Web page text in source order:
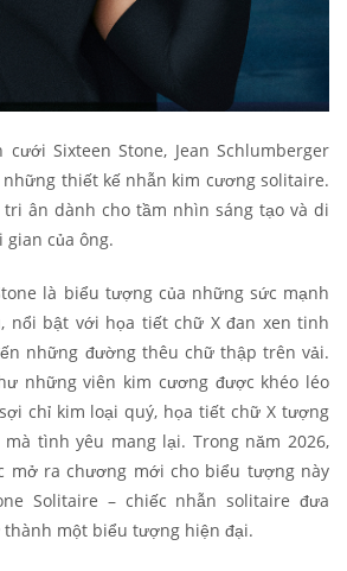
Sixteen Stone, Jean Schlumberger
thiết kế nhẫn kim cương solitaire.
ân dành cho tầm nhìn sáng tạo và di
của ông.
là biểu tượng của những sức mạnh
nổi bật với họa tiết chữ X đan xen tinh
những đường thêu chữ thập trên vải.
những viên kim cương được khéo léo
chỉ kim loại quý, họa tiết chữ X tượng
tình yêu mang lại. Trong năm 2026,
mở ra chương mới cho biểu tượng này
Solitaire – chiếc nhẫn solitaire đưa
một biểu tượng hiện đại.